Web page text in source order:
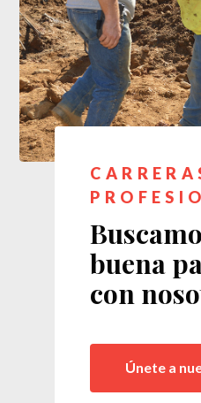
buena
con
Únete a